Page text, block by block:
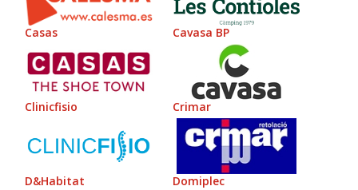
Casas Cavasa BP
Clinicfisio Crimar
D&Habitat Domiplec